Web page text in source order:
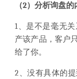
（2）分析询盘的
1、是不是毫无
产该产品，客户
给了你。
2、没有具体的